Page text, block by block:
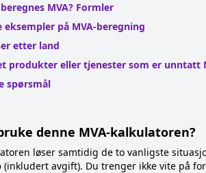
MVA? Formler
eksempler på MVA-beregning
etter land
produkter eller tjenester som er unntatt
spørsmål
denne MVA-kalkulatoren?
løser samtidig de to vanligste
(inkludert avgift). Du trenger ikke vite på